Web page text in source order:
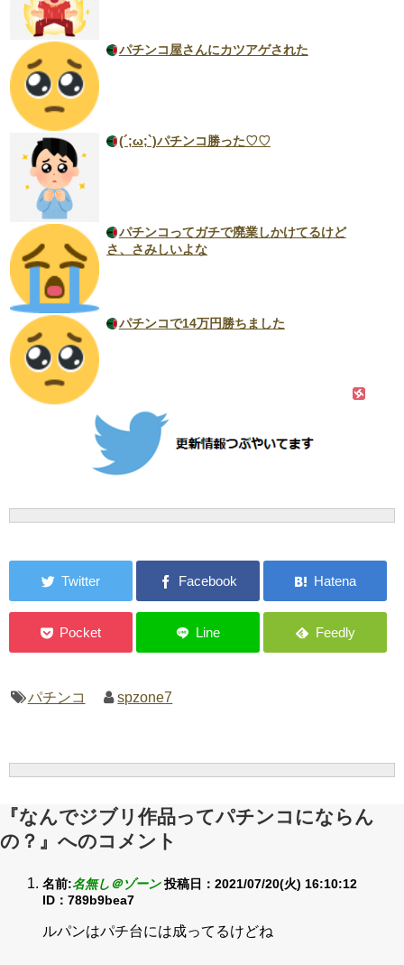
パチンコ屋さんにカツアゲされた
(´;ω;`)パチンコ勝った♡♡
パチンコってガチで廃業しかけてるけど
さ、さみしいよな
パチンコで14万円勝ちました
パチンコ spzone7
『なんでジブリ作品ってパチンコにならん
の？』へのコメント
名前:名無し＠ゾーン 投稿日：2021/07/20(火) 16:10:12
ID：789b9bea7
ルパンはパチ台には成ってるけどね